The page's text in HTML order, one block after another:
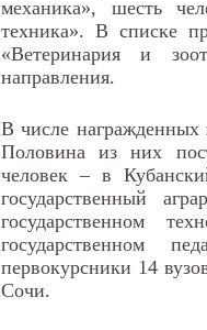
механика», шесть
техника». В списке
«Ветеринария и
направления.
В числе награжденных
Половина из них
человек – в
государственный
государственном
государственном
первокурсники 14
Сочи.